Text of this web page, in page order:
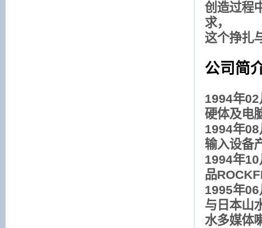
创造过程
求，
这个挣扎
公司简
1994年
硬体及电
1994年
输入设备
1994年
品
1995年
与日本山
水多媒体